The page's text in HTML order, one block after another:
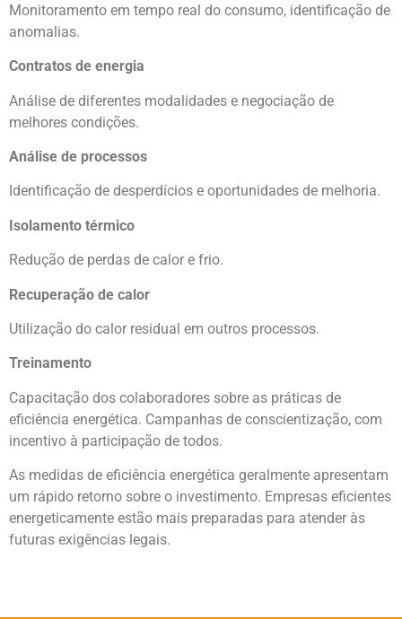
Monitoramento em tempo real do consumo, identificação de
anomalias.
Contratos de energia
Análise de diferentes modalidades e negociação de
melhores condições.
Análise de processos
Identificação de desperdícios e oportunidades de melhoria.
Isolamento térmico
Redução de perdas de calor e frio.
Recuperação de calor
Utilização do calor residual em outros processos.
Treinamento
Capacitação dos colaboradores sobre as práticas de
eficiência energética. Campanhas de conscientização, com
incentivo à participação de todos.
As medidas de eficiência energética geralmente apresentam
um rápido retorno sobre o investimento. Empresas eficientes
energeticamente estão mais preparadas para atender às
futuras exigências legais.